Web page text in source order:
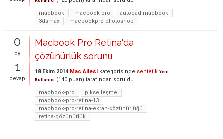
macbook
macbook-pro
autocad-macbook
3dsmax
macbookpro-photoshop
0
oy
1
cevap
Macbook Pro Retina'da
çözünürlük sorunu
18 Ekim 2014 Mac Ailesi kategorisinde sentetik Yeni
Kullanıcı (140 puan) tarafından soruldu
macbook-pro
pikselleşme
macbook-pro-retina-13
macbook-pro-retina-ekran-çözünürlüğü
retina-çözünürlük